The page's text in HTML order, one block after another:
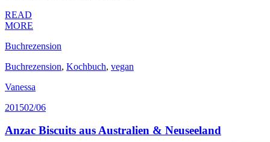
READ
MORE
Buchrezension
Buchrezension, Kochbuch, vegan
Vanessa
201502/06
Anzac Biscuits aus Australien & Neuseeland